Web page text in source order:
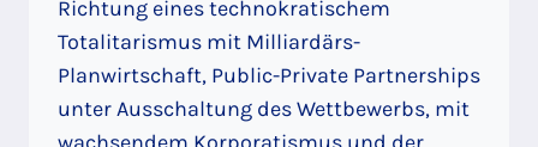
Richtung eines technokratischem
Totalitarismus mit Milliardärs-
Planwirtschaft, Public-Private Partnerships
unter Ausschaltung des Wettbewerbs, mit